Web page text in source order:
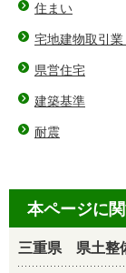
住まい
宅地建物取引
県営住宅
建築基準
耐震
本ページに
三重県 県土整